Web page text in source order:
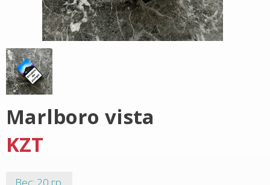
Marlboro vista
KZT